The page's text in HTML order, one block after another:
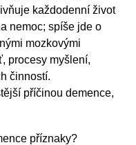
každodenní život
nemoc; spíše jde o
mozkovými
procesy myšlení,
činností.
příčinou demence,
příznaky?